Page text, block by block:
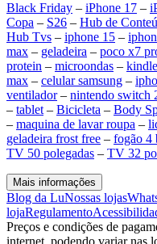
Black Friday – iPhone 17 –
Copa – S26 – Hub de
Hub Tvs – iphone 15 –
max – geladeira – poco x7
protein – microondas – kindle
max – celular samsung –
ventilador– nintendo switch
– tablet – Bicicleta – Body
– maquina de lavar roupa –
geladeira frost free – fogão 4
TV 50 polegadas – TV 32
Mais informações
Blog da LuNossas lojas
lojaRegulamento
Preços e condições de
internet, podendo variar nas